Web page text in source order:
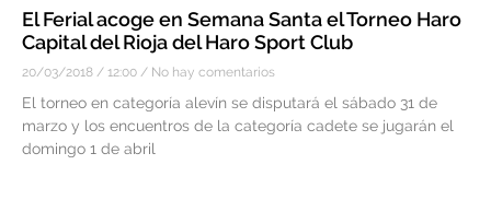
El Ferial acoge en Semana Santa el Torneo Haro
Capital del Rioja del Haro Sport Club
20/03/2018 12:00 No hay comentarios
El torneo en categoría alevín se disputará el sábado 31 de
marzo y los encuentros de la categoría cadete se jugarán el
domingo 1 de abril